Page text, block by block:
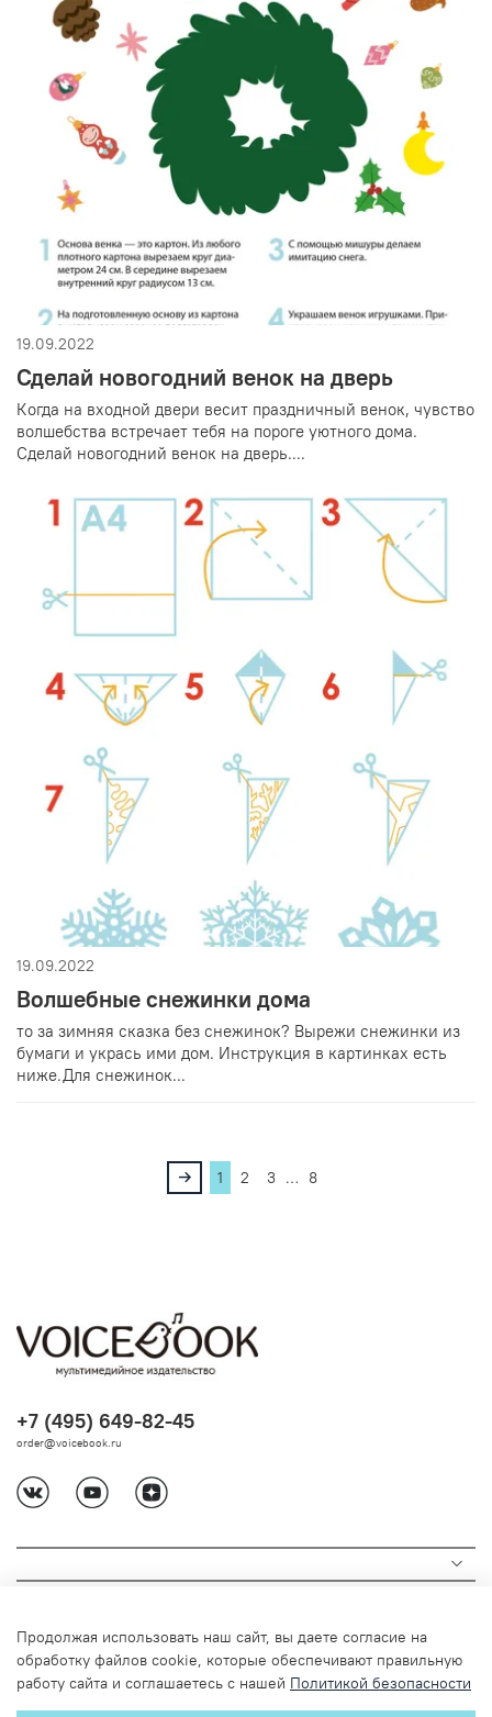
19.09.2022
Сделай новогодний венок на дверь
Когда на входной двери весит праздничный венок, чувство
волшебства встречает тебя на пороге уютного дома.
Сделай новогодний венок на дверь....
19.09.2022
Волшебные снежинки дома
то за зимняя сказка без снежинок? Вырежи снежинки из
бумаги и укрась ими дом. Инструкция в картинках есть
ниже.Для снежинок...
1 2 3 … 8
+7 (495) 649-82-45
order@voicebook.ru
Продолжая использовать наш сайт, вы даете согласие на
обработку файлов cookie, которые обеспечивают правильную
работу сайта и соглашаетесь с нашей Политикой безопасности